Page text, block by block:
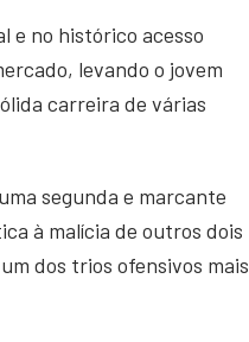
e no histórico acesso
levando o jovem
carreira de várias
segunda e marcante
à malícia de outros dois
dos trios ofensivos mais